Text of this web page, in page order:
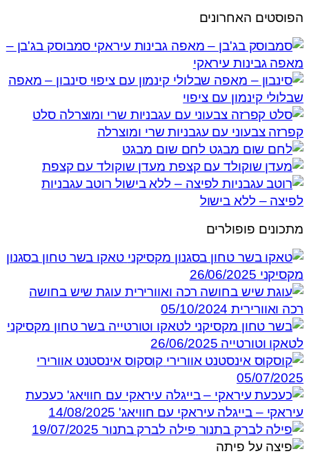
הפוסטים האחרונים
סמבוסק בג'בן –
מאפה גבינות עיראקי
סינבון – מאפה
שבלולי קינמון עם ציפוי
סלט
קפרזה צבעוני עם עגבניות שרי ומוצרלה
לחם שום מבגט
מעדן שוקולד עם קצפת
רוטב עגבניות
לפיצה – ללא בישול
מתכונים פופולרים
טאקו בשר טחון בסגנון
מקסיקני 26/06/2025
עוגת שיש בחושה
רכה ואוורירית 05/10/2024
בשר טחון מקסיקני
לטאקו וטורטייה 26/06/2025
קוסקוס אינסטנט אוורירי
05/07/2025
כעכעת
עיראקי – בייגלה עיראקי עם חוויאג' 14/08/2025
פילה לברק בתנור 19/07/2025